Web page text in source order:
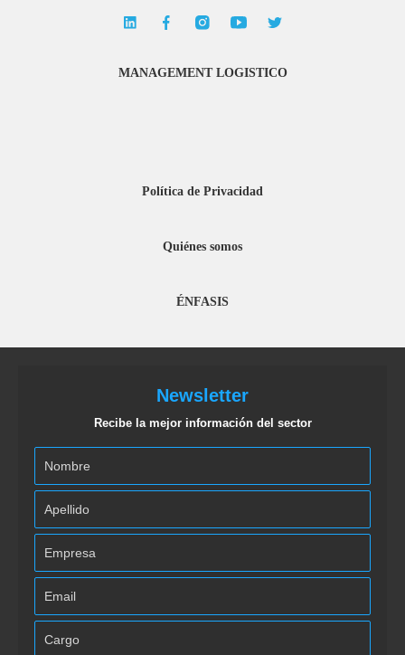
MANAGEMENT LOGISTICO
Política de Privacidad
Quiénes somos
ÉNFASIS
Newsletter
Recibe la mejor información del sector